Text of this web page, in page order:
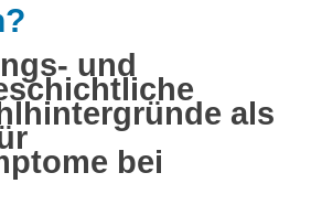
und
als
bei